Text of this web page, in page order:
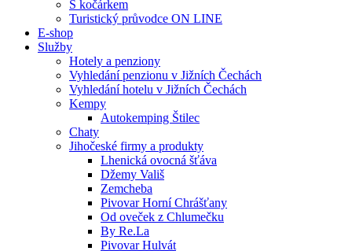
S kočárkem
Turistický průvodce ON LINE
E-shop
Služby
Hotely a penziony
Vyhledání penzionu v Jižních Čechách
Vyhledání hotelu v Jižních Čechách
Kempy
Autokemping Štilec
Chaty
Jihočeské firmy a produkty
Lhenická ovocná šťáva
Džemy Vališ
Zemcheba
Pivovar Horní Chrášťany
Od oveček z Chlumečku
By Re.La
Pivovar Hulvát